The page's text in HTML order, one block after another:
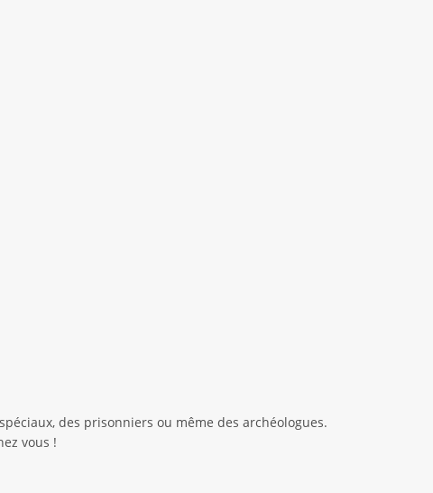
des prisonniers ou même des archéologues.
vous !